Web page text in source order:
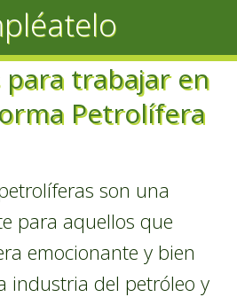
para trabajar en
Petrolífera
son una
para aquellos que
emocionante y bien
industria del petróleo y